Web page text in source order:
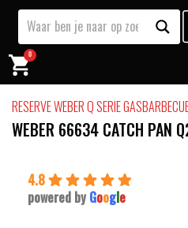
0
RESERVE WEBER Q SERIE
WEBER 66634 CATCH PAN
4.8
powered by Google